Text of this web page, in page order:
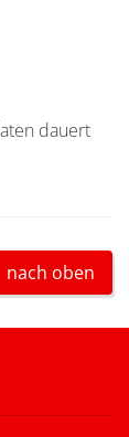
dauert
nach oben